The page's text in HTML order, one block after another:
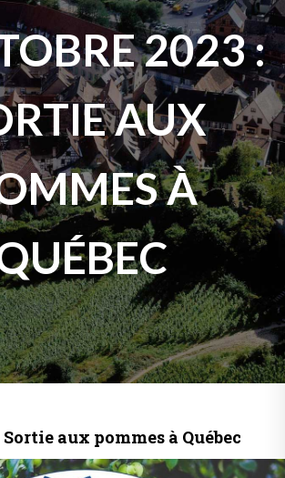
2023 :
AUX
À
Sortie aux pommes à Québec